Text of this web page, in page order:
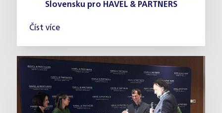
Slovensku pro HAVEL & PARTNERS
Číst více